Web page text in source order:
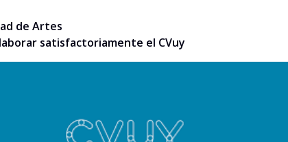
de Artes
satisfactoriamente el CVuy